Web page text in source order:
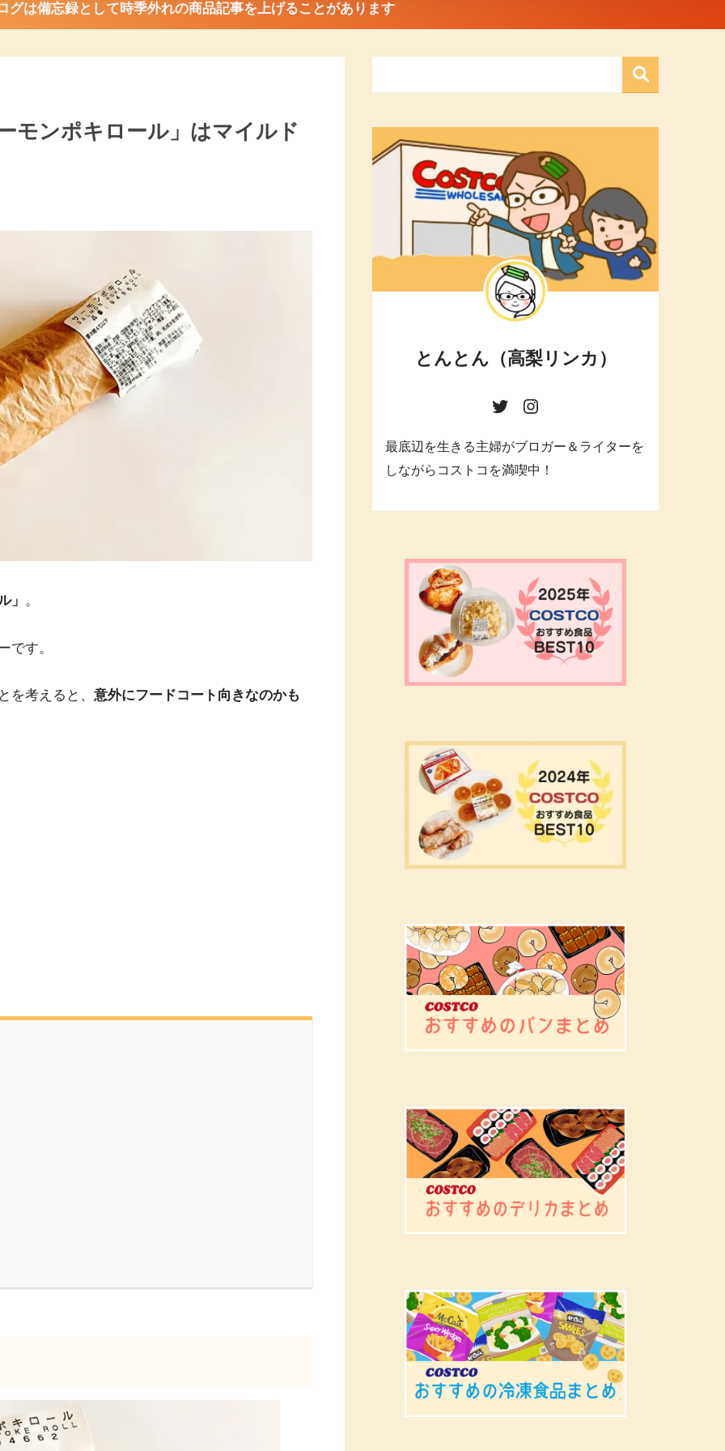
グは備忘録として時季外れの商品記事を上げることがあります
モンポキロール」はマイルド
」 。
です。
を考えると、 意外にフードコート向きなのかも
とんとん（高梨リンカ）
最底辺を生きる主婦がブロガー＆ライターを
しながらコストコを満喫中！